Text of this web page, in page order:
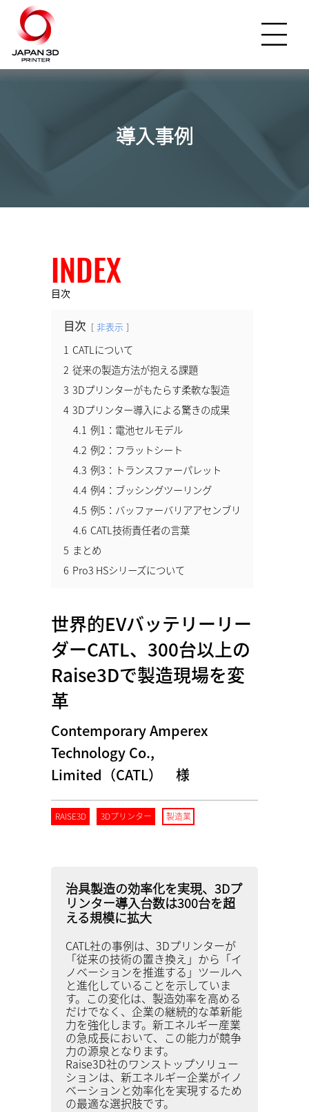
導入事例
INDEX
目次
目次 非表示
1 CATLについて
2 従来の製造方法が抱える課題
3 3Dプリンターがもたらす柔軟な製造
4 3Dプリンター導入による驚きの成果
4.1 例1：電池セルモデル
4.2 例2：フラットシート
4.3 例3：トランスファーパレット
4.4 例4：ブッシングツーリング
4.5 例5：バッファーバリアアセンブリ
4.6 CATL技術責任者の言葉
5 まとめ
6 Pro3 HSシリーズについて
世界的EVバッテリーリー
ダーCATL、300台以上の
Raise3Dで製造現場を変
革
Contemporary Amperex
Technology Co.,
Limited（CATL） 様
RAISE3D 3Dプリンター 製造業
治具製造の効率化を実現、3Dプ
リンター導入台数は300台を超
える規模に拡大
CATL社の事例は、3Dプリンターが
「従来の技術の置き換え」から「イ
ノベーションを推進する」ツールへ
と進化していることを示していま
す。この変化は、製造効率を高める
だけでなく、企業の継続的な革新能
力を強化します。新エネルギー産業
の急成長において、この能力が競争
力の源泉となります。
Raise3D社のワンストップソリュー
ションは、新エネルギー企業がイノ
ベーションと効率化を実現するため
の最適な選択肢です。